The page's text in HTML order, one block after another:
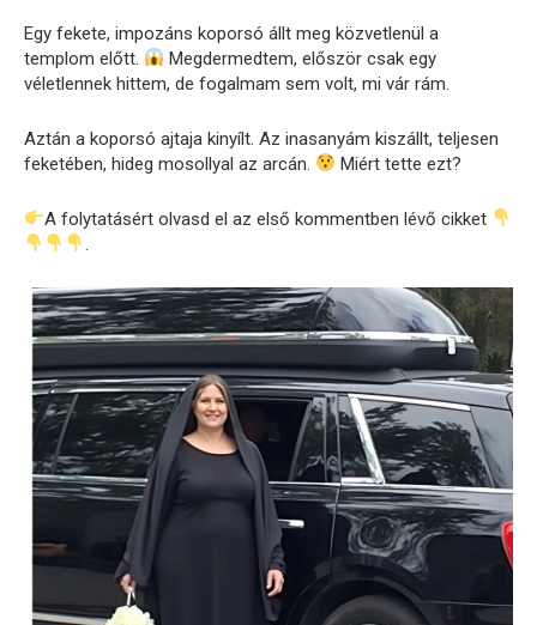
Egy fekete, impozáns koporsó állt meg közvetlenül a
templom előtt.
Megdermedtem, először csak egy
véletlennek hittem, de fogalmam sem volt, mi vár rám.
Aztán a koporsó ajtaja kinyílt. Az inasanyám kiszállt, teljesen
feketében, hideg mosollyal az arcán.
Miért tette ezt?
A folytatásért olvasd el az első kommentben lévő cikket
.